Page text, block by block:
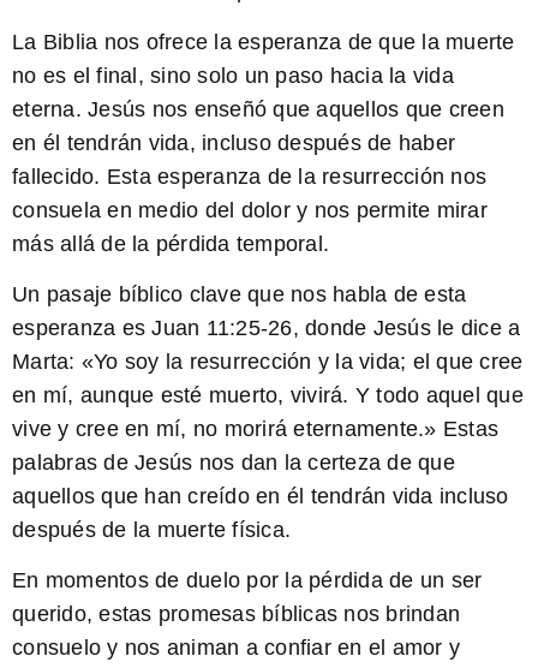
La Biblia nos ofrece la esperanza de que la muerte
no es el final, sino solo un paso hacia la vida
eterna. Jesús nos enseñó que aquellos que creen
en él tendrán vida, incluso después de haber
fallecido. Esta esperanza de la resurrección nos
consuela en medio del dolor y nos permite mirar
más allá de la pérdida temporal.
Un pasaje bíblico clave que nos habla de esta
esperanza es Juan 11:25-26, donde Jesús le dice a
Marta: «Yo soy la resurrección y la vida; el que cree
en mí, aunque esté muerto, vivirá. Y todo aquel que
vive y cree en mí, no morirá eternamente.» Estas
palabras de Jesús nos dan la certeza de que
aquellos que han creído en él tendrán vida incluso
después de la muerte física.
En momentos de duelo por la pérdida de un ser
querido, estas promesas bíblicas nos brindan
consuelo y nos animan a confiar en el amor y